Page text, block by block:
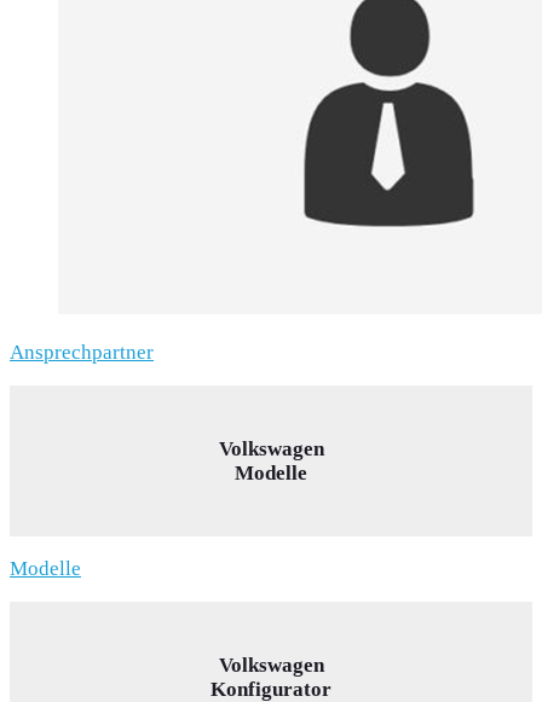
Ansprechpartner
Volkswagen
Modelle
Modelle
Volkswagen
Konfigurator